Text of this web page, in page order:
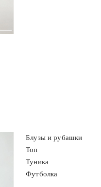
Блузы и рубашки
Топ
Туника
Футболка